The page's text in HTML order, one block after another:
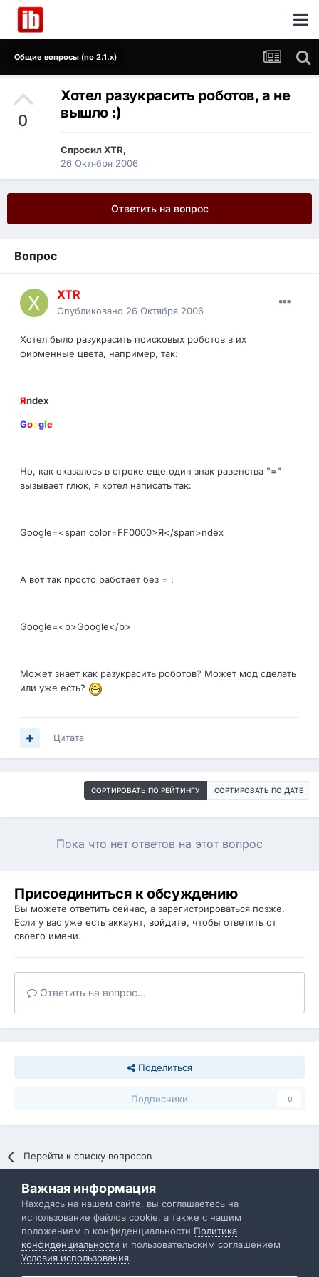
Общие вопросы (по 2.1.x)
0
Хотел разукрасить роботов, а не
вышло :)
Спросил XTR,
26 Октября 2006
Ответить на вопрос
Вопрос
XTR
Опубликовано 26 Октября 2006
Хотел было разукрасить поисковых роботов в их
фирменные цвета, например, так:
Яndex
Google
Но, как оказалось в строке еще один знак равенства "="
вызывает глюк, я хотел написать так:
Google=<span color=FF0000>Я</span>ndex
А вот так просто работает без = :
Google=<b>Google</b>
Может знает как разукрасить роботов? Может мод сделать
или уже есть?
Цитата
СОРТИРОВАТЬ ПО РЕЙТИНГУ СОРТИРОВАТЬ ПО ДАТЕ
Пока что нет ответов на этот вопрос
Присоединиться к обсуждению
Вы можете ответить сейчас, а зарегистрироваться позже.
Если у вас уже есть аккаунт, войдите, чтобы ответить от
своего имени.
Ответить на вопрос...
Поделиться
Подписчики 0
Перейти к списку вопросов
Политика конфиденциальности Обратная связь
IBResource
Powered by Invision Community
Важная информация
Находясь на нашем сайте, вы соглашаетесь на
использование файлов cookie, а также с нашим
положением о конфиденциальности Политика
конфиденциальности и пользовательским соглашением
Условия использования.